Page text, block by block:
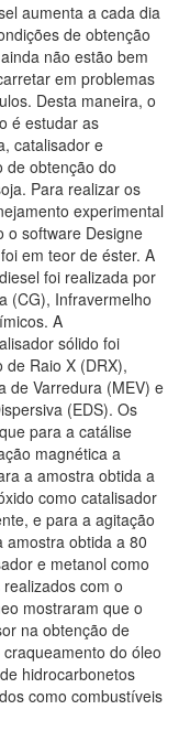
aumenta a cada dia
de obtenção
não estão bem
em problemas
Desta maneira, o
é estudar as
catalisador e
de obtenção do
Para realizar os
experimental
o software Designe
em teor de éster. A
foi realizada por
(CG), Infravermelho
A
sólido foi
de Raio X (DRX),
de Varredura (MEV) e
(EDS). Os
para a catálise
magnética a
a amostra obtida a
como catalisador
e para a agitação
amostra obtida a 80
e metanol como
com o
mostraram que o
na obtenção de
do óleo
hidrocarbonetos
como combustíveis